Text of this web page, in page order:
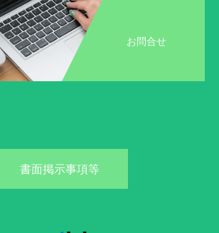
お問合せ
書面掲示事項等